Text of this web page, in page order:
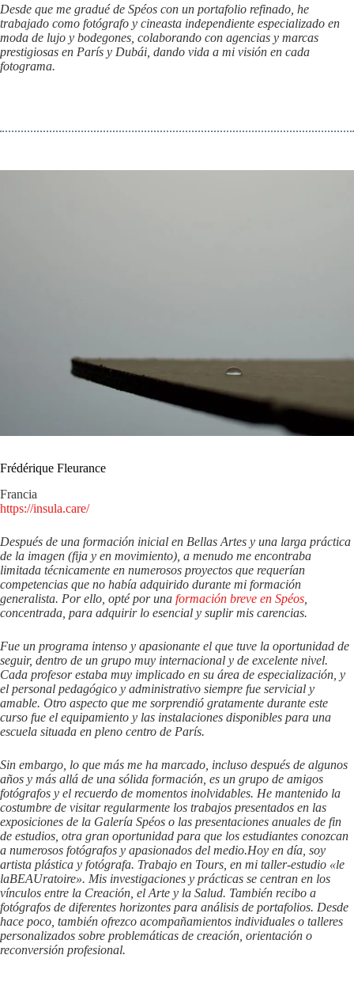
Desde que me gradué de Spéos con un portafolio refinado, he
trabajado como fotógrafo y cineasta independiente especializado en
moda de lujo y bodegones, colaborando con agencias y marcas
prestigiosas en París y Dubái, dando vida a mi visión en cada
fotograma.
Frédérique Fleurance
Francia
https://insula.care/
Después de una formación inicial en Bellas Artes y una larga práctica
de la imagen (fija y en movimiento), a menudo me encontraba
limitada técnicamente en numerosos proyectos que requerían
competencias que no había adquirido durante mi formación
generalista. Por ello, opté por una formación breve en Spéos
concentrada, para adquirir lo esencial y suplir mis carencias.
Fue un programa intenso y apasionante el que tuve la oportunidad de
seguir, dentro de un grupo muy internacional y de excelente nivel.
Cada profesor estaba muy implicado en su área de especialización, y
el personal pedagógico y administrativo siempre fue servicial y
amable. Otro aspecto que me sorprendió gratamente durante este
curso fue el equipamiento y las instalaciones disponibles para una
escuela situada en pleno centro de París.
Sin embargo, lo que más me ha marcado, incluso después de algunos
años y más allá de una sólida formación, es un grupo de amigos
fotógrafos y el recuerdo de momentos inolvidables. He mantenido la
costumbre de visitar regularmente los trabajos presentados en las
exposiciones de la Galería Spéos o las presentaciones anuales de fin
de estudios, otra gran oportunidad para que los estudiantes conozcan
a numerosos fotógrafos y apasionados del medio.Hoy en día, soy
artista plástica y fotógrafa. Trabajo en Tours, en mi taller-estudio «le
laBEAUratoire». Mis investigaciones y prácticas se centran en los
vínculos entre la Creación, el Arte y la Salud. También recibo a
fotógrafos de diferentes horizontes para análisis de portafolios. Desde
hace poco, también ofrezco acompañamientos individuales o talleres
personalizados sobre problemáticas de creación, orientación o
reconversión profesional.